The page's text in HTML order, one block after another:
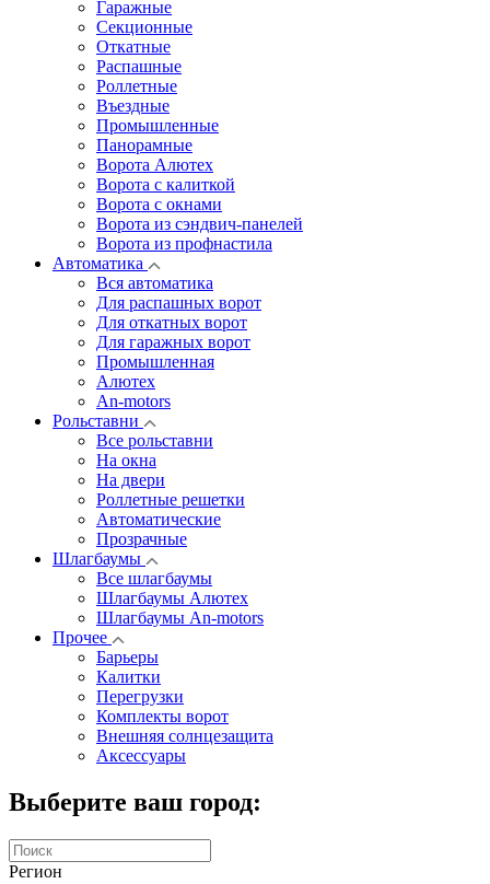
Гаражные
Секционные
Откатные
Распашные
Роллетные
Въездные
Промышленные
Панорамные
Ворота Алютех
Ворота с калиткой
Ворота c окнами
Ворота из сэндвич-панелей
Ворота из профнастила
Автоматика
Вся автоматика
Для распашных ворот
Для откатных ворот
Для гаражных ворот
Промышленная
Алютех
An-motors
Рольставни
Все рольставни
На окна
На двери
Роллетные решетки
Автоматические
Прозрачные
Шлагбаумы
Все шлагбаумы
Шлагбаумы Алютех
Шлагбаумы An-motors
Прочее
Барьеры
Калитки
Перегрузки
Комплекты ворот
Внешняя солнцезащита
Аксессуары
Выберите ваш город:
Регион